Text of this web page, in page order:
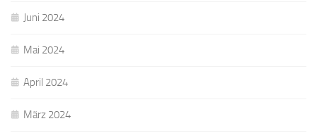
Juni 2024
Mai 2024
April 2024
März 2024